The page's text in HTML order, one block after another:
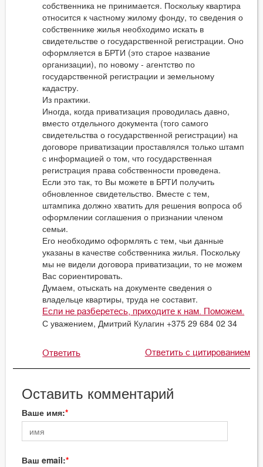
собственника не принимается. Поскольку квартира
относится к частному жилому фонду, то сведения о
собственнике жилья необходимо искать в
свидетельстве о государственной регистрации. Оно
оформляется в БРТИ (это старое название
организации), по новому - агентство по
государственной регистрации и земельному
кадастру.
Из практики.
Иногда, когда приватизация проводилась давно,
вместо отдельного документа (того самого
свидетельства о государственной регистрации) на
договоре приватизации проставлялся только штамп
с информацией о том, что государственная
регистрация права собственности проведена.
Если это так, то Вы можете в БРТИ получить
обновленное свидетельство. Вместе с тем,
штампика должно хватить для решения вопроса об
оформлении соглашения о признании членом
семьи.
Его необходимо оформлять с тем, чьи данные
указаны в качестве собственника жилья. Поскольку
мы не видели договора приватизации, то не можем
Вас сориентировать.
Думаем, отыскать на документе сведения о
владельце квартиры, труда не составит.
Если не разберетесь, приходите к нам. Поможем.
С уважением, Дмитрий Кулагин +375 29 684 02 34
Ответить Ответить с цитированием
Оставить комментарий
Ваше имя:
Ваш email: